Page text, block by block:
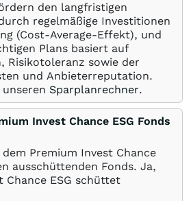
den langfristigen
regelmäßige Investitionen
(Cost-Average-Effekt), und
Plans basiert auf
Risikotoleranz sowie der
und Anbieterreputation.
Sparplanrechner.
Invest Chance ESG Fonds
Premium Invest Chance
ausschüttenden Fonds. Ja,
Chance ESG schüttet